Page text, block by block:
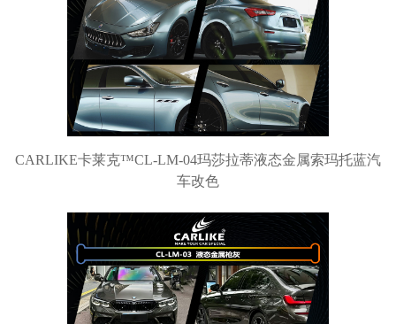
CARLIKE卡莱克™CL-LM-04玛莎拉蒂液态金属索玛托蓝汽
车改色